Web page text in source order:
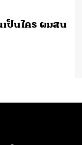
ป็นใคร ผมสน